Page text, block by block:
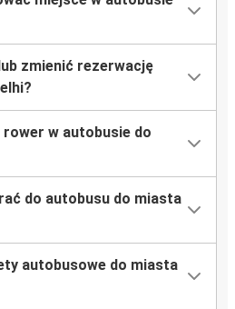
zmienić rezerwację
w autobusie do
do autobusu do miasta
autobusowe do miasta